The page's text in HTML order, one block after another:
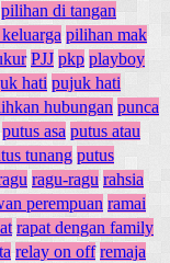
pilihan di tangan
pilihan mak
PJJ pkp playboy
hati pujuk hati
hubungan punca
putus asa putus atau
tunang putus
ragu-ragu rahsia
perempuan ramai
rapat dengan family
relay on off remaja